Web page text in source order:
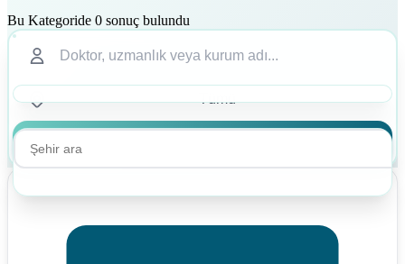
Bu Kategoride 0 sonuç bulundu